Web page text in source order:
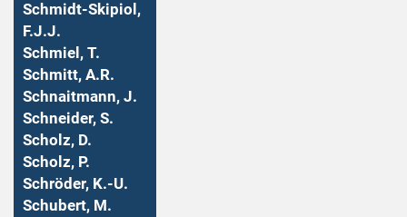
Schmidt-Skipiol,
F.J.J.
Schmiel, T.
Schmitt, A.R.
Schnaitmann, J.
Schneider, S.
Scholz, D.
Scholz, P.
Schröder, K.-U.
Schubert, M.